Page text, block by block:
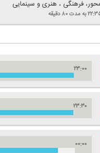
فرهنگی ، هنری و سینمایی
به مدت ۸۰ دقیقه
۲۳:۰۰
۲۳:۳۰
۰۰:۰۰